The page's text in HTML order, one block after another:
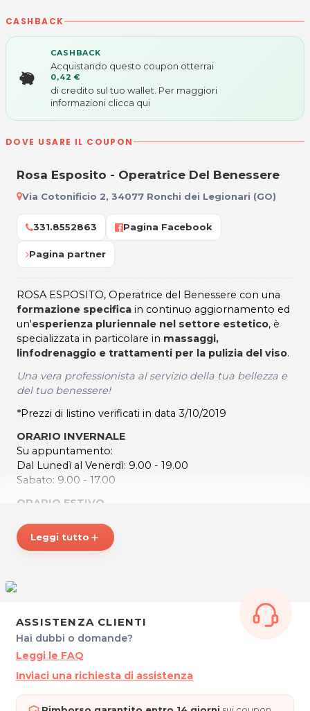
CASHBACK
CASHBACK
Acquistando questo coupon otterrai
0,42 €
di credito sul tuo wallet. Per maggiori
informazioni clicca qui
DOVE USARE IL COUPON
Rosa Esposito - Operatrice Del Benessere
Via Cotonificio 2, 34077 Ronchi dei Legionari (GO)
331.8552863 Pagina Facebook
Pagina partner
ROSA ESPOSITO, Operatrice del Benessere con una
formazione specifica in continuo aggiornamento ed
un'esperienza pluriennale nel settore estetico, è
specializzata in particolare in massaggi,
linfodrenaggio e trattamenti per la pulizia del viso.
Una vera professionista al servizio della tua bellezza e
del tuo benessere!
*Prezzi di listino verificati in data 3/10/2019
ORARIO INVERNALE
Su appuntamento:
Dal Lunedì al Venerdì: 9.00 - 19.00
Sabato: 9.00 - 17.00
ORARIO ESTIVO
Dal Martedì al Venerdì: 9.00 - 17.00
Per ulteriori informazioni sull'offerta o sulle modalità di
acquisto scrivi a
Leggi tutto add
ASSISTENZA CLIENTI
Hai dubbi o domande?
Leggi le FAQ
Inviaci una richiesta di assistenza